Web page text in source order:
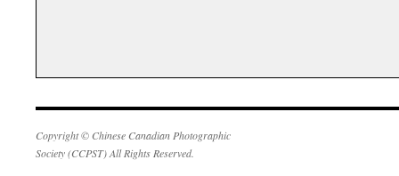
Copyright © Chinese Canadian Photographic
Society (CCPST) All Rights Reserved.